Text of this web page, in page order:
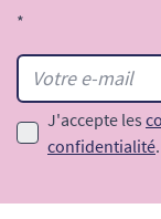
*
J'accepte les
confidentialité.